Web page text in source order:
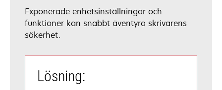
Exponerade enhetsinställningar och
funktioner kan snabbt äventyra skrivarens
säkerhet.
Lösning: